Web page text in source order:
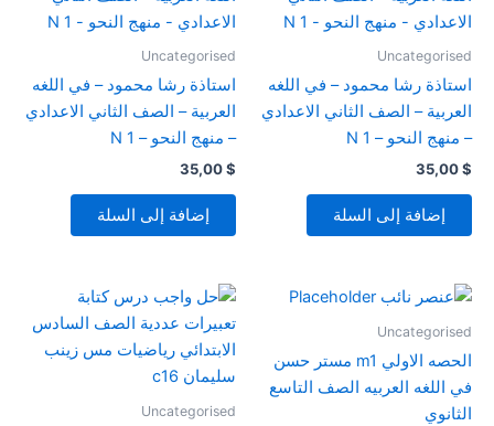
Uncategorised
استاذة رشا محمود – في اللغه
العربية – الصف الثاني الاعدادي
– منهج النحو – N 1
35,00$
إضافة إلى السلة
Uncategorised
استاذة رشا محمود – في اللغه
العربية – الصف الثاني الاعدادي
– منهج النحو – N 1
35,00$
إضافة إلى السلة
Uncategorised
الحصه الاولي m1 مستر حسن
في اللغه العربيه الصف التاسع
الثانوي
Uncategorised